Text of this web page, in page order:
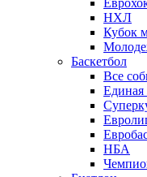
НХЛ
Кубок
Баскетбол
Все
НБА